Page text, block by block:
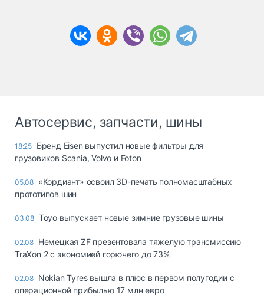
Автосервис, запчасти, шины
18:25 Бренд Eisen выпустил новые фильтры для
грузовиков Scania, Volvo и Foton
05.08 «Кордиант» освоил 3D-печать полномасштабных
прототипов шин
03.08 Toyo выпускает новые зимние грузовые шины
02.08 Немецкая ZF презентовала тяжелую трансмиссию
TraXon 2 с экономией горючего до 73%
02.08 Nokian Tyres вышла в плюс в первом полугодии с
операционной прибылью 17 млн евро